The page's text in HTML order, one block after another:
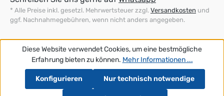
* Alle Preise inkl. gesetzl. Mehrwertsteuer zzgl. Versandkosten und
ggf. Nachnahmegebühren, wenn nicht anders angegeben.
Diese Website verwendet Cookies, um eine bestmögliche
Erfahrung bieten zu können. Mehr Informationen ...
Nur technisch notwendige
Konfigurieren